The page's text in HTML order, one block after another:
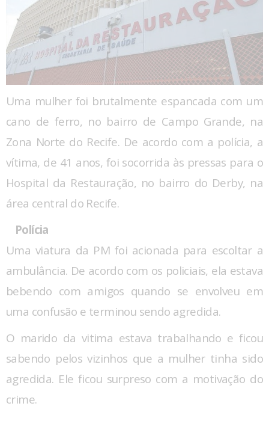
Uma mulher foi brutalmente espancada com um
cano de ferro, no bairro de Campo Grande, na
Zona Norte do Recife. De acordo com a polícia, a
vítima, de 41 anos, foi socorrida às pressas para o
Hospital da Restauração, no bairro do Derby, na
área central do Recife.
Polícia
Uma viatura da PM foi acionada para escoltar a
ambulância. De acordo com os policiais, ela estava
bebendo com amigos quando se envolveu em
uma confusão e terminou sendo agredida.
O marido da vitima estava trabalhando e ficou
sabendo pelos vizinhos que a mulher tinha sido
agredida. Ele ficou surpreso com a motivação do
crime.